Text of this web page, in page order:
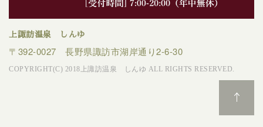
上諏訪温泉 しんゆ
〒392-0027 長野県諏訪市湖岸通り2-6-30
COPYRIGHT(C) 2018上諏訪温泉 しんゆ ALL RIGHTS RESERVED.